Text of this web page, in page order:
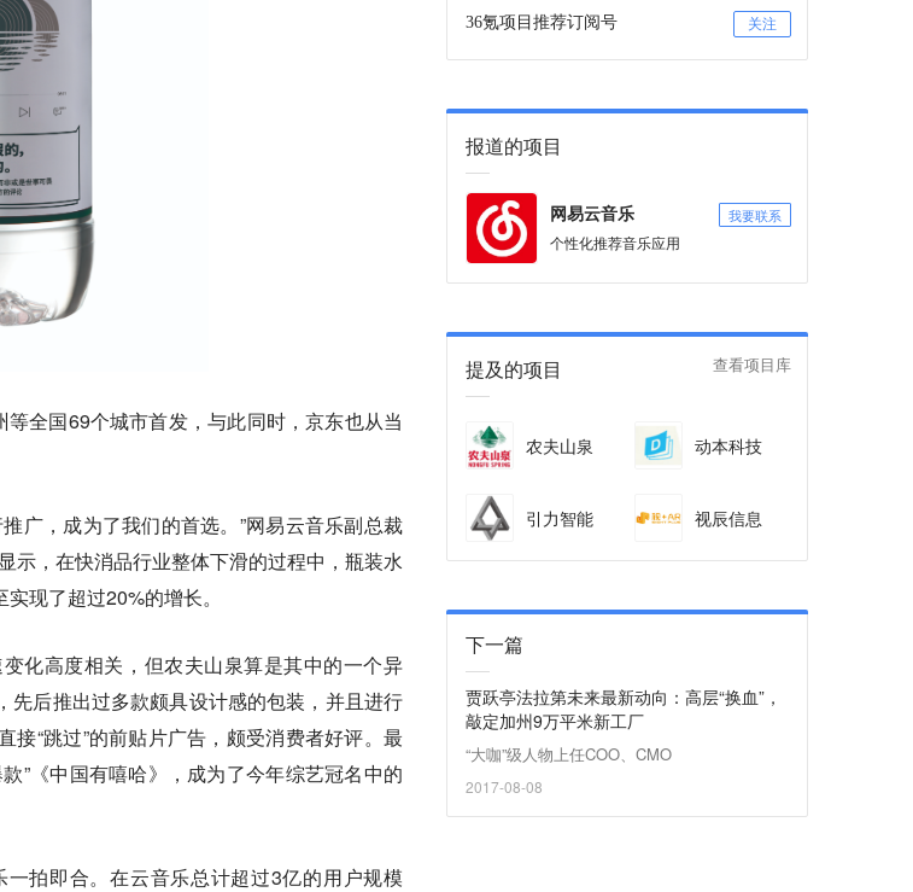
全国69个城市首发，与此同时，京东也从当
广，成为了我们的首选。”网易云音乐副总裁
示，在快消品行业整体下滑的过程中，瓶装水
现了超过20%的增长。
化高度相关，但农夫山泉算是其中的一个异
后推出过多款颇具设计感的包装，并且进行
“跳过”的前贴片广告，颇受消费者好评。最
”《中国有嘻哈》，成为了今年综艺冠名中的
拍即合。在云音乐总计超过3亿的用户规模
36氪项目推荐订阅号 关注
报道的项目
网易云音乐 我要联系
个性化推荐音乐应用
提及的项目 查看项目库
农夫山泉 动本科技
引力智能 视辰信息
下一篇
贾跃亭法拉第未来最新动向：高层“换血”，
敲定加州9万平米新工厂
“大咖”级人物上任COO、CMO
2017-08-08